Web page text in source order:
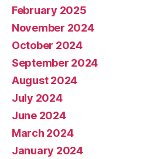
February 2025
November 2024
October 2024
September 2024
August 2024
July 2024
June 2024
March 2024
January 2024